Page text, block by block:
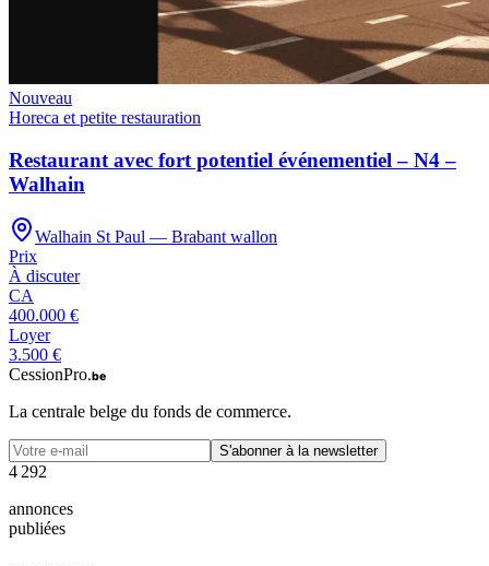
Nouveau
Horeca et petite restauration
Restaurant avec fort potentiel événementiel – N4 –
Walhain
Walhain St Paul — Brabant wallon
Prix
À discuter
CA
400.000 €
Loyer
3.500 €
CessionPro.be
La centrale belge du fonds de commerce.
S'abonner à la newsletter
4292
annonces
publiées